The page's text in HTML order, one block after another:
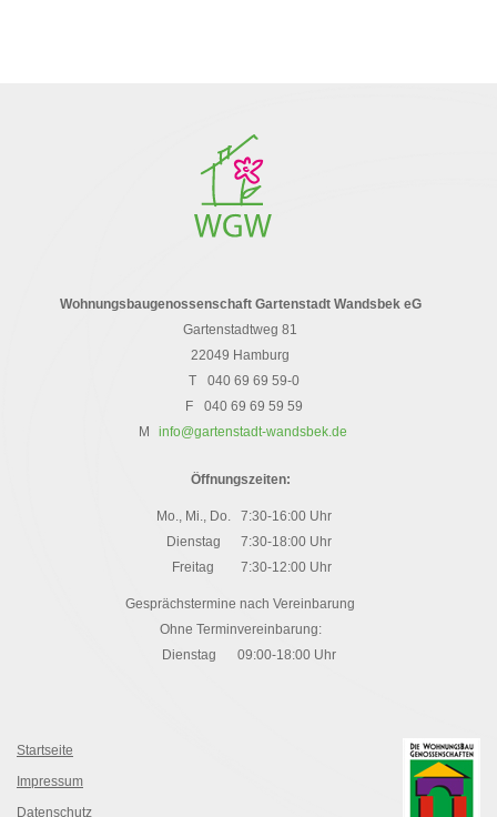
Wohnungsbaugenossenschaft Gartenstadt Wandsbek eG
Gartenstadtweg 81
22049 Hamburg
T
040 69 69 59-0
F
040 69 69 59 59
M
info@gartenstadt-wandsbek.de
Öffnungszeiten:
Mo., Mi., Do.
7:30-16:00 Uhr
Dienstag
7:30-18:00 Uhr
Freitag
7:30-12:00 Uhr
Gesprächstermine nach Vereinbarung
Ohne Terminvereinbarung:
Dienstag
09:00-18:00 Uhr
Startseite
Impressum
Datenschutz